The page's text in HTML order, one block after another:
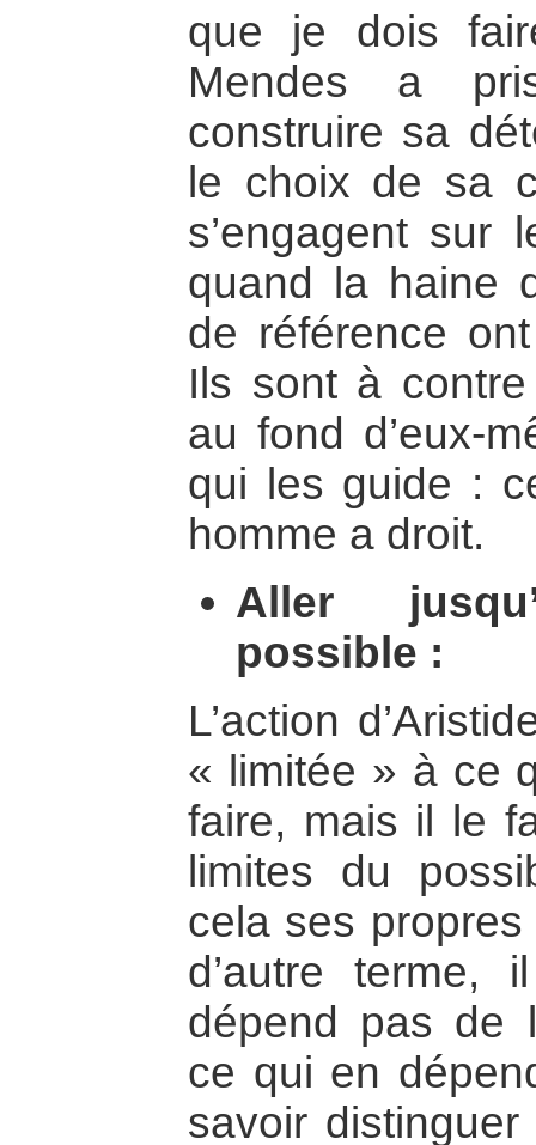
que je dois
Mendes a
construire sa
le choix de sa
s’engagent sur
quand la haine
de référence
Ils sont à
au fond d’eux-
qui les guide :
homme a droit.
Aller
possible :
L’action
« limitée » à ce
faire, mais il le
limites du
cela ses
d’autre terme,
dépend pas de
ce qui en
savoir